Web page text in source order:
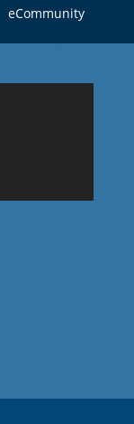
eCommunity
for: